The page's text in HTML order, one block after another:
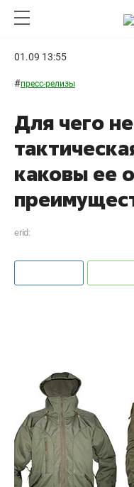
01.09 13:55
#пресс-релизы
Для чего
каковы ее
erid: